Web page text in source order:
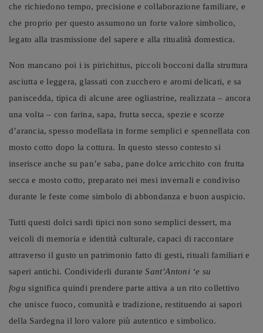
che richiedono tempo, precisione e collaborazione familiare, e
che proprio per questo assumono un forte valore simbolico,
legato alla trasmissione del sapere e alla ritualità domestica.
Non mancano poi i is pirichittus, piccoli bocconi dalla struttura
asciutta e leggera, glassati con zucchero e aromi delicati, e sa
paniscedda, tipica di alcune aree ogliastrine, realizzata – ancora
una volta – con farina, sapa, frutta secca, spezie e scorze
d’arancia, spesso modellata in forme semplici e spennellata con
mosto cotto dopo la cottura. In questo stesso contesto si
inserisce anche su pan’e saba, pane dolce arricchito con frutta
secca e mosto cotto, preparato nei mesi invernali e condiviso
durante le feste come simbolo di abbondanza e buon auspicio.
Tutti questi dolci sardi tipici non sono semplici dessert, ma
veicoli di memoria e identità culturale, capaci di raccontare
attraverso il gusto un patrimonio fatto di gesti, rituali familiari e
saperi antichi. Condividerli duranteSant’Antoni ‘e su
fogu significa quindi prendere parte attiva a un rito collettivo
che unisce fuoco, comunità e tradizione, restituendo ai sapori
della Sardegna il loro valore più autentico e simbolico.